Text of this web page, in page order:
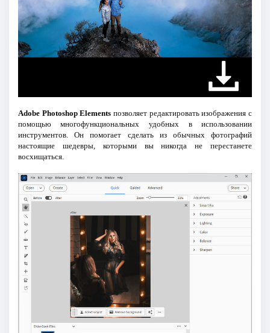
Adobe Photoshop Elements позволяет редактировать изображения с
помощью многофункциональных удобных в использовании
инструментов. Он помогает сделать из обычных фотографий
настоящие шедевры, которыми вы никогда не перестанете
восхищаться.